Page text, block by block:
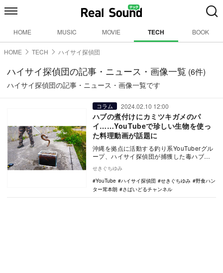
HOME MUSIC MOVIE TECH BOOK
HOME TECH ハイサイ探偵団
ハイサイ探偵団の記事・ニュース・画像一覧 (6件)
ハイサイ探偵団の記事・ニュース・画像一覧です
コラム 2024.02.10 12:00
ハブの煮付けにカミツキガメのパ
イ……YouTubeで珍しい生物を使っ
た料理動画が話題に
沖縄を拠点に活動する釣り系YouTuberグル
ープ、ハイサイ探偵団が捕獲した毒ハブを
る。今回…
せきぐちゆみ
YouTube
ハイサイ探偵団 せきぐちゆみ
野食ハン
ター茸本朗
さばいどるチャンネル